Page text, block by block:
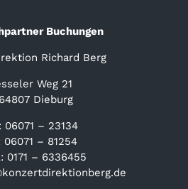
Buchungen
Richard Berg
Weg 21
Dieburg
06071 – 23134
06071 – 81254
0171 – 6336455